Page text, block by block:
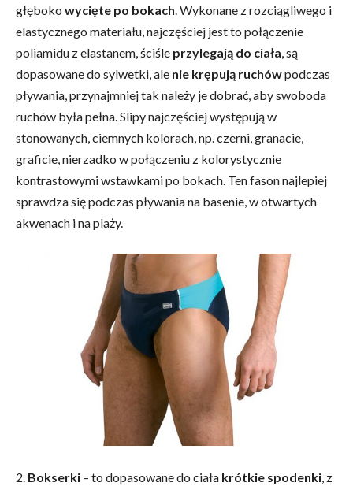
głęboko wycięte po bokach . Wykonane z rozciągliwego i
elastycznego materiału, najczęściej jest to połączenie
poliamidu z elastanem, ściśle przylegają do ciała , są
dopasowane do sylwetki, ale nie krępują ruchówpodczas
pływania, przynajmniej tak należy je dobrać, aby swoboda
ruchów była pełna. Slipy najczęściej występują w
stonowanych, ciemnych kolorach, np. czerni, granacie,
graficie, nierzadko w połączeniu z kolorystycznie
kontrastowymi wstawkami po bokach. Ten fason najlepiej
sprawdza się podczas pływania na basenie, w otwartych
akwenach i na plaży.
2. Bokserki – to dopasowane do ciała krótkie spodenki, z